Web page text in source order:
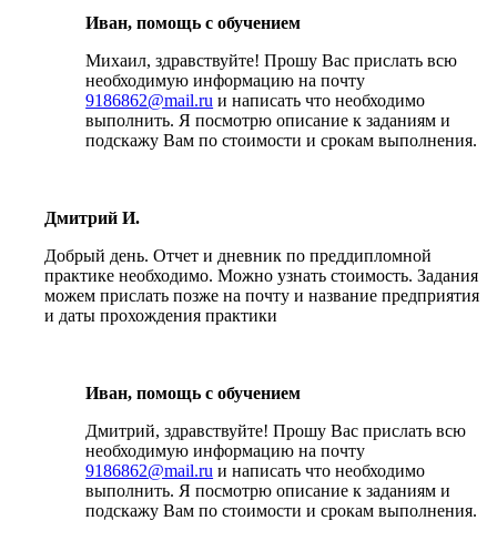
Иван, помощь с обучением
Михаил, здравствуйте! Прошу Вас прислать всю
необходимую информацию на почту
9186862@mail.ru и написать что необходимо
выполнить. Я посмотрю описание к заданиям и
подскажу Вам по стоимости и срокам выполнения.
Дмитрий И.
Добрый день. Отчет и дневник по преддипломной
практике необходимо. Можно узнать стоимость. Задания
можем прислать позже на почту и название предприятия
и даты прохождения практики
Иван, помощь с обучением
Дмитрий, здравствуйте! Прошу Вас прислать всю
необходимую информацию на почту
9186862@mail.ru и написать что необходимо
выполнить. Я посмотрю описание к заданиям и
подскажу Вам по стоимости и срокам выполнения.